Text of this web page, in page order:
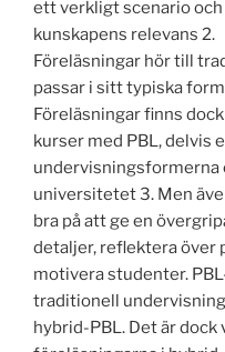
ett verkligt scenario
kunskapens relevans 2.
Föreläsningar hör till
passar i sitt typiska
Föreläsningar finns
kurser med PBL, delvis
undervisningsformerna
universitetet 3. Men
bra på att ge en
detaljer, reflektera över
motivera studenter.
traditionell
hybrid-PBL. Det är